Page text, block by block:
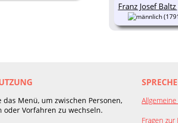
Franz Josef
das Menü, um zwischen Personen,
oder Vorfahren zu wechseln.
Fragen